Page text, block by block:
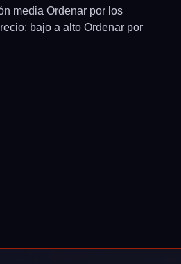
media Ordenar por los
bajo a alto Ordenar por